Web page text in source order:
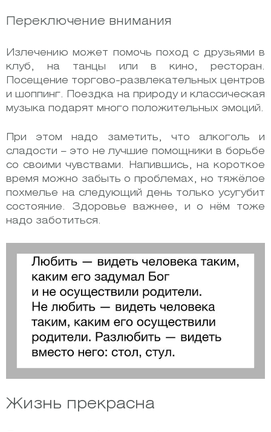
Переключение внимания
Излечению может помочь поход с друзьями в
клуб, на танцы или в кино, ресторан.
Посещение торгово-развлекательных центров
и шоппинг. Поездка на природу и классическая
музыка подарят много положительных эмоций.
При этом надо заметить, что алкоголь и
сладости – это не лучшие помощники в борьбе
со своими чувствами. Напившись, на короткое
время можно забыть о проблемах, но тяжёлое
похмелье на следующий день только усугубит
состояние. Здоровье важнее, и о нём тоже
надо заботиться.
Жизнь прекрасна